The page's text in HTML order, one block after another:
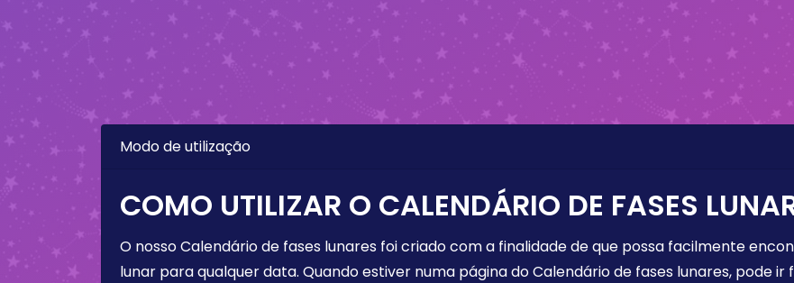
Modo de utilização
COMO UTILIZAR O CALENDÁRIO DE FASES
O nosso Calendário de fases lunares foi criado com a finalidade de que possa facilmente
lunar para qualquer data. Quando estiver numa página do Calendário de fases lunares, pode